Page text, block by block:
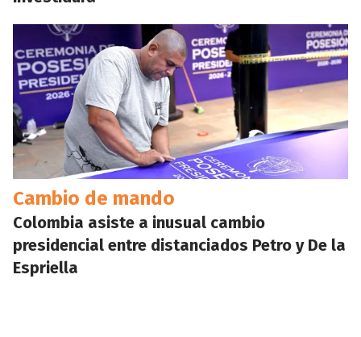
Cambio de mando
Colombia asiste a inusual cambio
presidencial entre distanciados Petro y De la
Espriella